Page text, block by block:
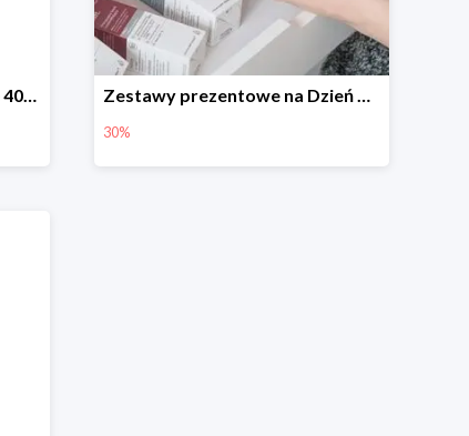
Różne produkty Dermo Face 40+stimular do -15zł Zestawy prezentowe na Dzień Babci i Dziadka w tołpa -30%
30%